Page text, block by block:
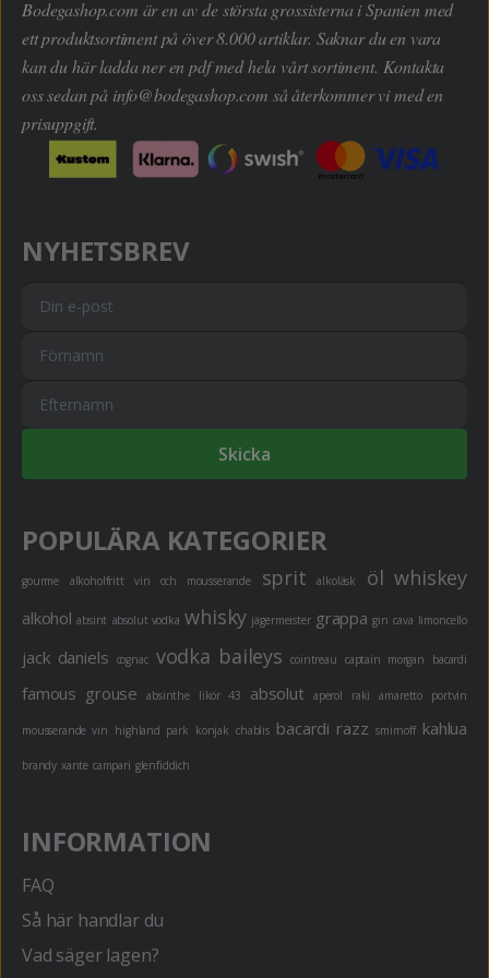
Bodegashop.com är en av de största grossisterna i Spanien med
ett produktsortiment på över 8.000 artiklar. Saknar du en vara
kan du här ladda ner en pdf med hela vårt sortiment. Kontakta
oss sedan på info@bodegashop.com så återkommer vi med en
prisuppgift.
NYHETSBREV
Skicka
POPULÄRA KATEGORIER
gourme alkoholfritt vin och mousserande sprit alkoläsk öl whiskey
alkohol absint absolut vodka whisky jägermeister grappa gin cava limoncello
jack daniels cognac vodka baileys cointreau captain morgan bacardi
famous grouse absinthe likör 43 absolut aperol raki amaretto portvin
mousserande vin highland park konjak chablis bacardi razz smirnoff kahlua
brandy xante campari glenfiddich
INFORMATION
FAQ
Så här handlar du
Vad säger lagen?